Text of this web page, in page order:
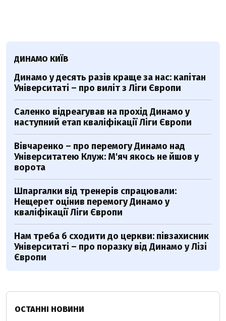
ДИНАМО КИЇВ
Динамо у десять разів краще за нас: капітан
Університаті – про виліт з Ліги Європи
Саленко відреагував на прохід Динамо у
наступний етап кваліфікації Ліги Європи
Вівчаренко – про перемогу Динамо над
Університатею Клуж: М'яч якось не йшов у
ворота
Шпаргалки від тренерів спрацювали:
Нещерет оцінив перемогу Динамо у
кваліфікації Ліги Європи
Нам треба б сходити до церкви: півзахисник
Університаті – про поразку від Динамо у Лізі
Європи
ОСТАННІ НОВИНИ